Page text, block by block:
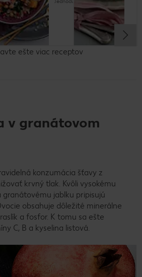
Jednoduché
ešte viac receptov
v granátovom
konzumácia šťavy z
krvný tlak. Kvôli vysokému
jablku pripisujú
obsahuje dôležité minerálne
a fosfor. K tomu sa ešte
C, B a kyselina listová.